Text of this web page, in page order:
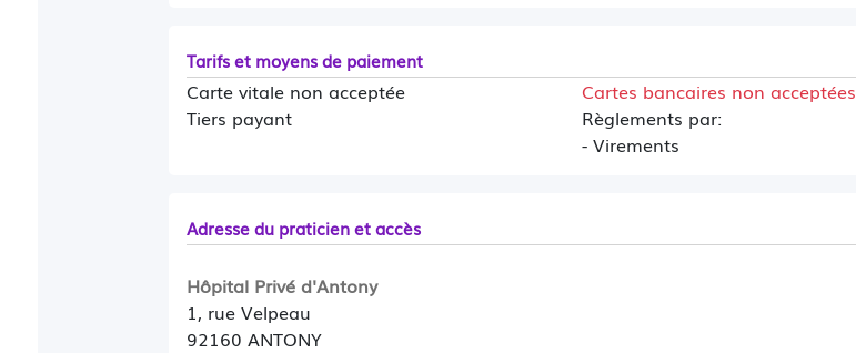
Tarifs et moyens de paiement
Carte vitale non acceptée
Tiers payant
Cartes bancaires non acceptées
Règlements par:
- Virements
Adresse du praticien et accès
Hôpital Privé d'Antony
1, rue Velpeau
92160 ANTONY